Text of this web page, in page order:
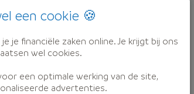
en de details van uw inleg.
een cookie 🍪
je financiële zaken online. Je krijgt bij ons
wel cookies.
een optimale werking van de site,
advertenties.